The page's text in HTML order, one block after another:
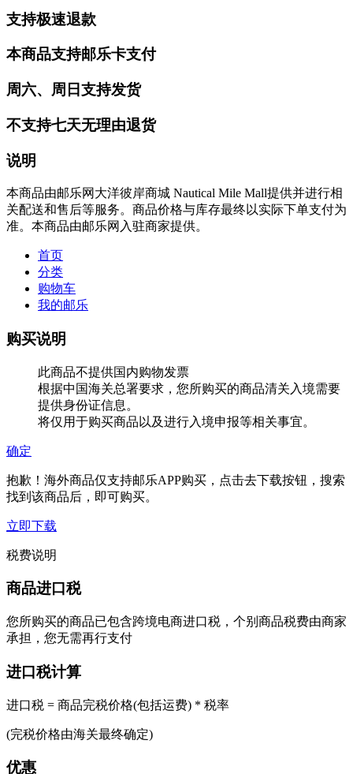
支持极速退款
本商品支持邮乐卡支付
周六、周日支持发货
不支持七天无理由退货
说明
本商品由邮乐网大洋彼岸商城 Nautical Mile Mall提供并进行相
关配送和售后等服务。商品价格与库存最终以实际下单支付为
准。本商品由邮乐网入驻商家提供。
首页
分类
购物车
我的邮乐
购买说明
此商品不提供国内购物发票
根据中国海关总署要求，您所购买的商品清关入境需要
提供身份证信息。
将仅用于购买商品以及进行入境申报等相关事宜。
确定
抱歉！海外商品仅支持邮乐APP购买，点击去下载按钮，搜索
找到该商品后，即可购买。
立即下载
税费说明
商品进口税
您所购买的商品已包含跨境电商进口税，个别商品税费由商家
承担，您无需再行支付
进口税计算
进口税 = 商品完税价格(包括运费) * 税率
(完税价格由海关最终确定)
优惠